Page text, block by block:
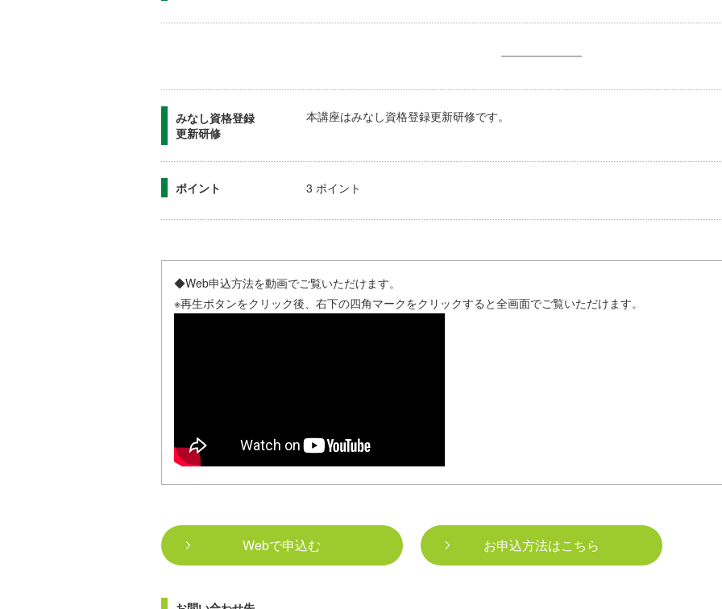
みなし資格登録
更新研修
本講座はみなし資格登録更新研修です。
ポイント 3 ポイント
◆Web申込方法を動画でご覧いただけます。
※再生ボタンをクリック後、右下の四角マークをクリックすると全画面でご覧いただけます。
Webで申込む お申込方法はこちら